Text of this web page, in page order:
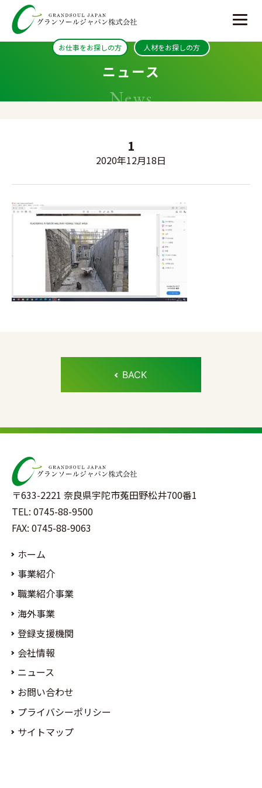
お仕事をお探しの方 人材をお探しの方
ニュース
News
1
2020年12月18日
BACK
〒633-2221 奈良県宇陀市菟田野松井700番1
TEL: 0745-88-9500
FAX: 0745-88-9063
ホーム
事業紹介
職業紹介事業
海外事業
登録支援機関
会社情報
ニュース
お問い合わせ
プライバシーポリシー
サイトマップ